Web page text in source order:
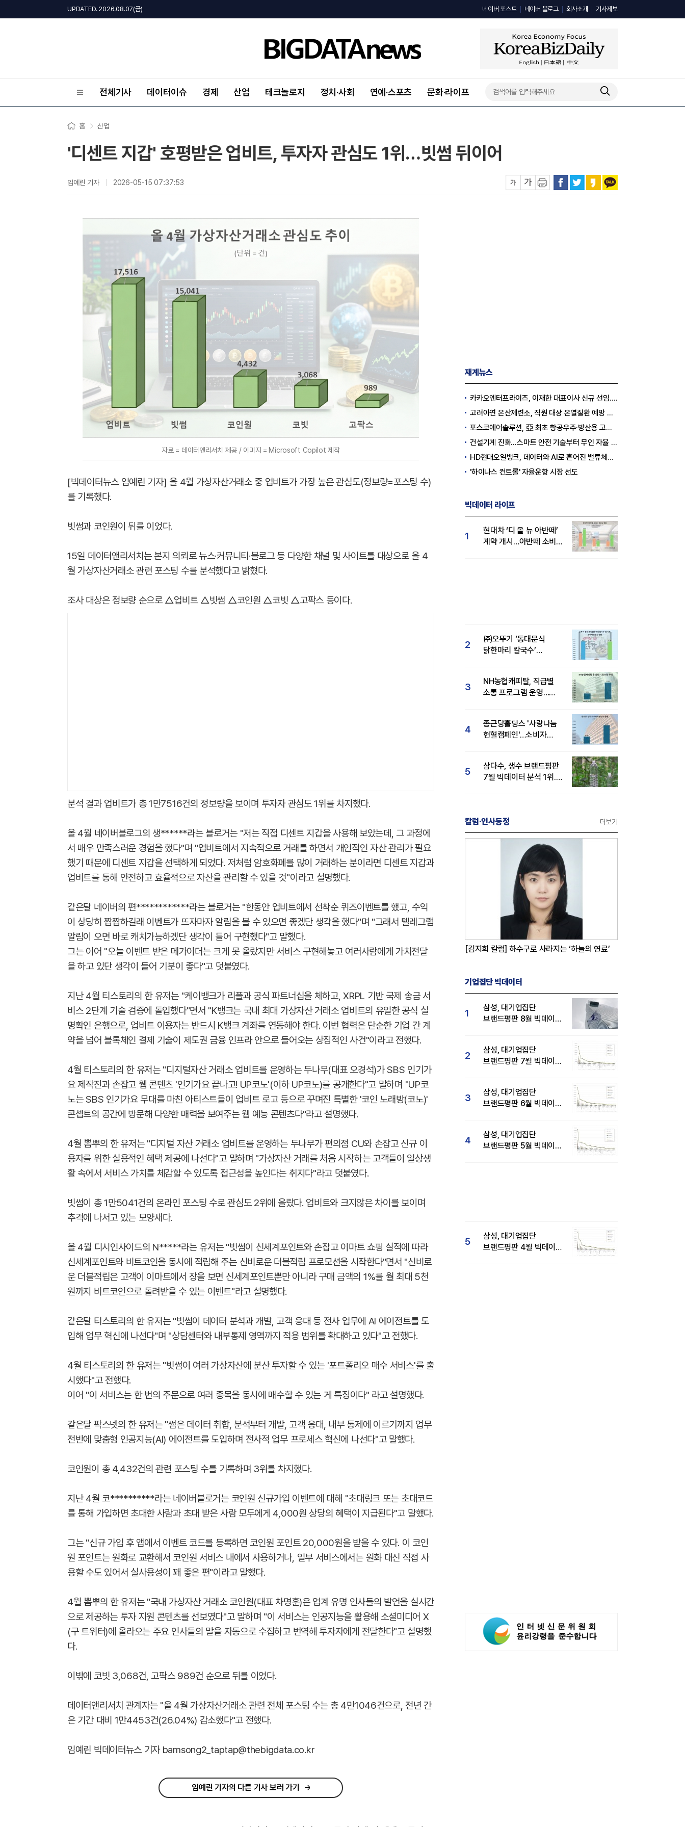
UPDATED. 2026.08.07(금) 네이버 포스트 네이버 블로그 회사소개 기사제보
전체기사 데이터이슈 경제 산업 테크놀로지 정치·사회 연예·스포츠 문화·라이프
홈 산업
'디센트 지갑' 호평받은 업비트, 투자자 관심도 1위…빗썸 뒤이어
임예린 기자 2026-05-15 07:37:53
자료 = 데이터앤리서치 제공 / 이미지 = Microsoft Copilot 제작
[빅데이터뉴스 임예린 기자] 올 4월 가상자산거래소 중 업비트가 가장 높은 관심도(정보량=포스팅 수)
를 기록했다.
빗썸과 코인원이 뒤를 이었다.
15일 데이터앤리서치는 본지 의뢰로 뉴스·커뮤니티·블로그 등 다양한 채널 및 사이트를 대상으로 올 4
월 가상자산거래소 관련 포스팅 수를 분석했다고 밝혔다.
조사 대상은 정보량 순으로 △업비트 △빗썸 △코인원 △코빗 △고팍스 등이다.
분석 결과 업비트가 총 1만7516건의 정보량을 보이며 투자자 관심도 1위를 차지했다.
올 4월 네이버블로그의 생******라는 블로거는 "저는 직접 디센트 지갑을 사용해 보았는데, 그 과정에
서 매우 만족스러운 경험을 했다"며 "업비트에서 지속적으로 거래를 하면서 개인적인 자산 관리가 필요
했기 때문에 디센트 지갑을 선택하게 되었다. 저처럼 암호화폐를 많이 거래하는 분이라면 디센트 지갑과
업비트를 통해 안전하고 효율적으로 자산을 관리할 수 있을 것"이라고 설명했다.
같은달 네이버의 편************라는 블로거는 "한동안 업비트에서 선착순 퀴즈이벤트를 했고, 수익
이 상당히 짭짭하길래 이벤트가 뜨자마자 알림을 볼 수 있으면 좋겠단 생각을 했다"며 "그래서 텔레그램
알림이 오면 바로 캐치가능하겠단 생각이 들어 구현했다"고 말했다.
그는 이어 "오늘 이벤트 받은 메가이더는 크게 못 올랐지만 서비스 구현해놓고 여러사람에게 가치전달
을 하고 있단 생각이 들어 기분이 좋다"고 덧붙였다.
지난 4월 티스토리의 한 유저는 "케이뱅크가 리플과 공식 파트너십을 체하고, XRPL 기반 국제 송금 서
비스 2단계 기술 검증에 돌입했다"면서 "K뱅크는 국내 최대 가상자산 거래소 업비트의 유일한 공식 실
명확인 은행으로, 업비트 이용자는 반드시 K뱅크 계좌를 연동해야 한다. 이번 협력은 단순한 기업 간 계
약을 넘어 블록체인 결제 기술이 제도권 금융 인프라 안으로 들어오는 상징적인 사건"이라고 전했다.
4월 티스토리의 한 유저는 "디지털자산 거래소 업비트를 운영하는 두나무(대표 오경석)가 SBS 인기가
요 제작진과 손잡고 웹 콘텐츠 '인기가요 끝나고! UP코노'(이하 UP코노)를 공개한다"고 말하며 "UP코
노는 SBS 인기가요 무대를 마친 아티스트들이 업비트 로고 등으로 꾸며진 특별한 '코인 노래방(코노)'
콘셉트의 공간에 방문해 다양한 매력을 보여주는 웹 예능 콘텐츠다"라고 설명했다.
4월 뽐뿌의 한 유저는 "디지털 자산 거래소 업비트를 운영하는 두나무가 편의점 CU와 손잡고 신규 이
용자를 위한 실용적인 혜택 제공에 나선다"고 말하며 "가상자산 거래를 처음 시작하는 고객들이 일상생
활 속에서 서비스 가치를 체감할 수 있도록 접근성을 높인다는 취지다"라고 덧붙였다.
빗썸이 총 1만5041건의 온라인 포스팅 수로 관심도 2위에 올랐다. 업비트와 크지않은 차이를 보이며
추격에 나서고 있는 모양새다.
올 4월 디시인사이드의 N*****라는 유저는 "빗썸이 신세계포인트와 손잡고 이마트 쇼핑 실적에 따라
신세계포인트와 비트코인을 동시에 적립해 주는 신비로운 더블적립 프로모션을 시작한다"면서 "신비로
운 더블적립은 고객이 이마트에서 장을 보면 신세계포인트뿐만 아니라 구매 금액의 1%를 월 최대 5천
원까지 비트코인으로 돌려받을 수 있는 이벤트"라고 설명했다.
같은달 티스토리의 한 유저는 "빗썸이 데이터 분석과 개발, 고객 응대 등 전사 업무에 AI 에이전트를 도
입해 업무 혁신에 나선다"며 "상담센터와 내부통제 영역까지 적용 범위를 확대하고 있다"고 전했다.
4월 티스토리의 한 유저는 "빗썸이 여러 가상자산에 분산 투자할 수 있는 '포트폴리오 매수 서비스'를 출
시했다"고 전했다.
이어 "이 서비스는 한 번의 주문으로 여러 종목을 동시에 매수할 수 있는 게 특징이다" 라고 설명했다.
같은달 팍스넷의 한 유저는 "썸은 데이터 취합, 분석부터 개발, 고객 응대, 내부 통제에 이르기까지 업무
전반에 맞춤형 인공지능(AI) 에이전트를 도입하며 전사적 업무 프로세스 혁신에 나선다"고 말했다.
코인원이 총 4,432건의 관련 포스팅 수를 기록하며 3위를 차지했다.
지난 4월 코**********라는 네이버블로거는 코인원 신규가입 이벤트에 대해 "초대링크 또는 초대코드
를 통해 가입하면 초대한 사람과 초대 받은 사람 모두에게 4,000원 상당의 혜택이 지급된다"고 말했다.
그는 "신규 가입 후 앱에서 이벤트 코드를 등록하면 코인원 포인트 20,000원을 받을 수 있다. 이 코인
원 포인트는 원화로 교환해서 코인원 서비스 내에서 사용하거나, 일부 서비스에서는 원화 대신 직접 사
용할 수도 있어서 실사용성이 꽤 좋은 편"이라고 말했다.
4월 뽐뿌의 한 유저는 "국내 가상자산 거래소 코인원(대표 차명훈)은 업계 유명 인사들의 발언을 실시간
으로 제공하는 투자 지원 콘텐츠를 선보였다"고 말하며 "이 서비스는 인공지능을 활용해 소셜미디어 X
(구 트위터)에 올라오는 주요 인사들의 말을 자동으로 수집하고 번역해 투자자에게 전달한다"고 설명했
다.
이밖에 코빗 3,068건, 고팍스 989건 순으로 뒤를 이었다.
데이터앤리서치 관계자는 "올 4월 가상자산거래소 관련 전체 포스팅 수는 총 4만1046건으로, 전년 간
은 기간 대비 1만4453건(26.04%) 감소했다"고 전했다.
임예린 빅데이터뉴스 기자 bamsong2_taptap@thebigdata.co.kr
임예린 기자의 다른 기사 보러 가기
재계뉴스
카카오엔터프라이즈, 이재한 대표이사 신규 선임..."AI 전환 선도"
고려아연 온산제련소, 직원 대상 온열질환 예방 안전 실천 캠페인 실시
포스코에어솔루션, 亞 최초 항공우주·방산용 고순도 가스 국제 인증 획득
건설기계 진화…스마트 안전 기술부터 무인 자율 굴착기까지
HD현대오일뱅크, 데이터와 AI로 흩어진 밸류체인 연결
'하이나스 컨트롤' 자율운항 시장 선도
빅데이터 라이프
1
현대차 ‘디 올 뉴 아반떼’
계약 개시…아반떼 소비자
2
㈜오뚜기 ‘동대문식
닭한마리 칼국수’
3
NH농협캐피탈, 직급별
소통 프로그램 운영…
4
종근당홀딩스 '사랑나눔
헌혈캠페인'…소비자
5
삼다수, 생수 브랜드평판
7월 빅데이터 분석 1위...
칼럼·인사동정 더보기
[김지희 칼럼] 하수구로 사라지는 ‘하늘의 연료’
기업집단 빅데이터
1
삼성, 대기업집단
브랜드평판 8월 빅데이터
2
삼성, 대기업집단
브랜드평판 7월 빅데이터
3
삼성, 대기업집단
브랜드평판 6월 빅데이터
4
삼성, 대기업집단
브랜드평판 5월 빅데이터
5
삼성, 대기업집단
브랜드평판 4월 빅데이터